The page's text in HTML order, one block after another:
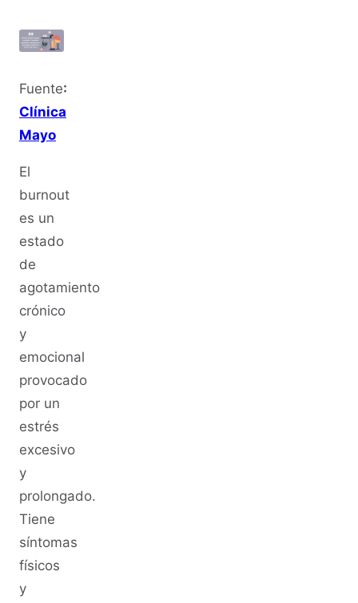
Fuente:
Clínica
Mayo
El
burnout
es un
estado
de
agotamiento
crónico
y
emocional
provocado
por un
estrés
excesivo
y
prolongado.
Tiene
síntomas
físicos
y